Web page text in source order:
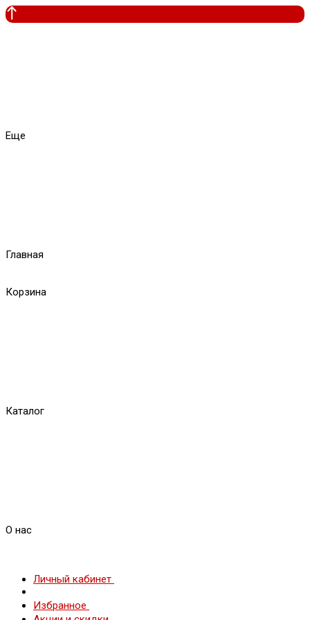
Еще
Главная
Корзина
Каталог
О нас
Личный кабинет
Избранное